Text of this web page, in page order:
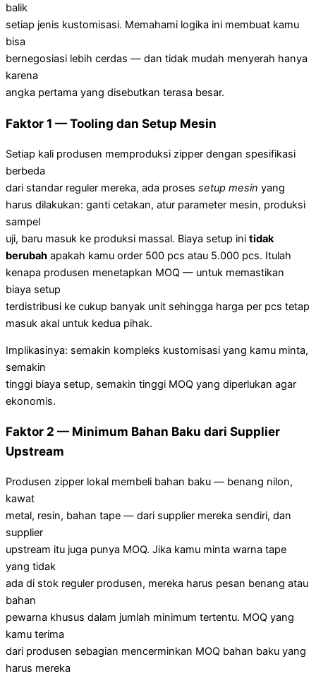
balik
setiap jenis kustomisasi. Memahami logika ini membuat kamu
bisa
bernegosiasi lebih cerdas — dan tidak mudah menyerah hanya
karena
angka pertama yang disebutkan terasa besar.
Faktor 1 — Tooling dan Setup Mesin
Setiap kali produsen memproduksi zipper dengan spesifikasi
berbeda
dari standar reguler mereka, ada proses setup mesin yang
harus dilakukan: ganti cetakan, atur parameter mesin, produksi
sampel
uji, baru masuk ke produksi massal. Biaya setup ini tidak
berubah apakah kamu order 500 pcs atau 5.000 pcs. Itulah
kenapa produsen menetapkan MOQ — untuk memastikan
biaya setup
terdistribusi ke cukup banyak unit sehingga harga per pcs tetap
masuk akal untuk kedua pihak.
Implikasinya: semakin kompleks kustomisasi yang kamu minta,
semakin
tinggi biaya setup, semakin tinggi MOQ yang diperlukan agar
ekonomis.
Faktor 2 — Minimum Bahan Baku dari Supplier
Upstream
Produsen zipper lokal membeli bahan baku — benang nilon,
kawat
metal, resin, bahan tape — dari supplier mereka sendiri, dan
supplier
upstream itu juga punya MOQ. Jika kamu minta warna tape
yang tidak
ada di stok reguler produsen, mereka harus pesan benang atau
bahan
pewarna khusus dalam jumlah minimum tertentu. MOQ yang
kamu terima
dari produsen sebagian mencerminkan MOQ bahan baku yang
harus mereka